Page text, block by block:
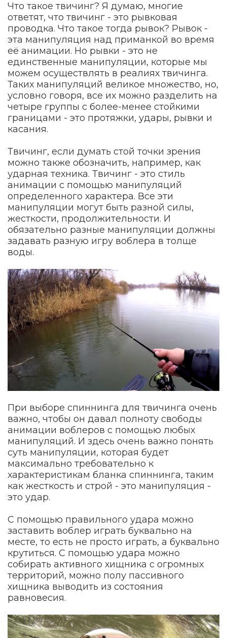
Что такое твичинг? Я думаю, многие
ответят, что твичинг - это рывковая
проводка. Что такое тогда рывок? Рывок -
эта манипуляция над приманкой во время
её анимации. Но рывки - это не
единственные манипуляции, которые мы
можем осуществлять в реалиях твичинга.
Таких манипуляций великое множество, но,
условно говоря, все их можно разделить на
четыре группы с более-менее стойкими
границами - это протяжки, удары, рывки и
касания.
Твичинг, если думать стой точки зрения
можно также обозначить, например, как
ударная техника. Твичинг - это стиль
анимации с помощью манипуляций
определенного характера. Все эти
манипуляции могут быть разной силы,
жесткости, продолжительности. И
обязательно разные манипуляции должны
задавать разную игру воблера в толще
воды.
При выборе спиннинга для твичинга очень
важно, чтобы он давал полноту свободы
анимации воблеров с помощью любых
манипуляций. И здесь очень важно понять
суть манипуляции, которая будет
максимально требовательно к
характеристикам бланка спиннинга, таким
как жесткость и строй - это манипуляция -
это удар.
С помощью правильного удара можно
заставить воблер играть буквально на
месте, то есть не просто играть, а буквально
крутиться. С помощью удара можно
собирать активного хищника с огромных
территорий, можно полу пассивного
хищника выводить из состояния
равновесия.